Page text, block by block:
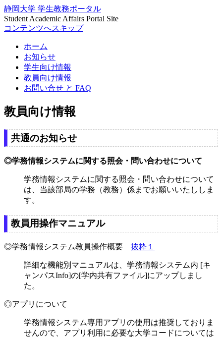
静岡大学 学生教務ポータル
Student Academic Affairs Portal Site
コンテンツへスキップ
ホーム
お知らせ
学生向け情報
教員向け情報
お問い合せ と FAQ
教員向け情報
共通のお知らせ
◎学務情報システムに関する照会・問い合わせについて
学務情報システムに関する照会・問い合わせについて
は、当該部局の学務（教務）係までお願いいたししま
す。
教員用操作マニュアル
◎学務情報システム教員操作概要 抜粋１
詳細な機能別マニュアルは、 学務情報システム内 [キ
ャンパスInfo]の[学内共有ファイル]にアップしまし
た。
◎アプリについて
学務情報システム専用アプリの使用は推奨しておりま
せんので、アプリ利用に必要な大学コードについては